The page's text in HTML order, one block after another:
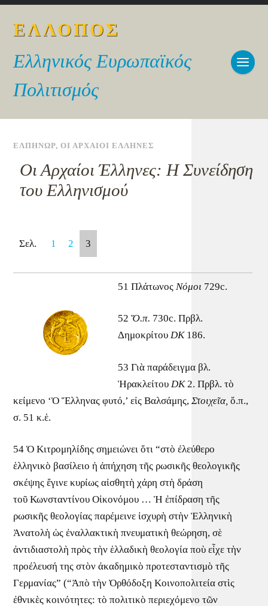
ΕΛΛΟΠΟΣ
Ελληνικός Ευρωπαϊκός
Πολιτισμός
ΕΛΠΗΝΩΡ,ΟΙ ΑΡΧΑΙΟΙ ΕΛΛΗΝΕΣ
Οι Αρχαίοι Έλληνες: Η Συνείδηση
του Ελληνισμού
Σελ. 1 2 3
51 Πλάτωνος Νόμοι 729c.
52Ὅ.π. 730c. Πρβλ.
ΔημοκρίτουDK186.
53 Γιὰ παράδειγμα βλ.
Ἡρακλείτου DK2. Πρβλ. τὸ
κείμενο ‘Ὁ Ἕλληνας φυτό,’ εἰς Βαλσάμης,Στοιχεῖα, ὅ.π.,
σ. 51 κ.ἑ.
54 Ὁ Κιτρομηλίδης σημειώνει ὅτι “στὸ ἐλεύθερο
ἑλληνικὸ βασίλειο ἡ ἀπήχηση τῆς ρωσικῆς θεολογικῆς
σκέψης ἔγινε κυρίως αἰσθητὴ χάρη στὴ δράση
τοῦ Κωνσταντίνου Οἰκονόμου … Ἡ ἐπίδραση τῆς
ρωσικῆς θεολογίας παρέμεινε ἰσχυρὴ στὴν Ἑλληνικὴ
Ἀνατολὴ ὡς ἐναλλακτικὴ πνευματικὴ θεώρηση, σὲ
ἀντιδιαστολὴ πρὸς τὴν ἑλλαδικὴ θεολογία ποὺ εἶχε τὴν
προέλευσή της στὸν ἀκαδημικὸ προτεσταντισμὸ τῆς
Γερμανίας” (“Ἀπὸ τὴν Ὀρθόδοξη Κοινοπολιτεία στὶς
ἐθνικὲς κοινότητες: τὸ πολιτικὸ περιεχόμενο τῶν